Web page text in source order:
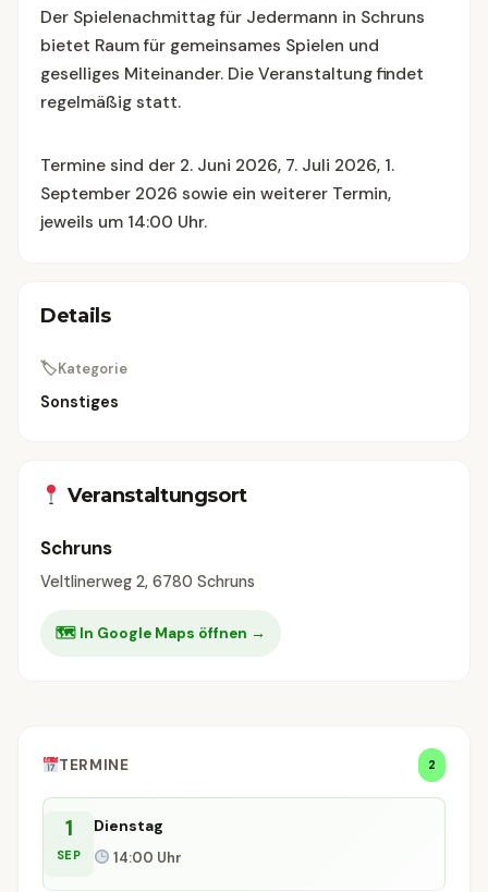
Der Spielenachmittag für Jedermann in Schruns
bietet Raum für gemeinsames Spielen und
geselliges Miteinander. Die Veranstaltung findet
regelmäßig statt.
Termine sind der 2. Juni 2026, 7. Juli 2026, 1.
September 2026 sowie ein weiterer Termin,
jeweils um 14:00 Uhr.
Details
🏷Kategorie
Sonstiges
Veranstaltungsort
Schruns
Veltlinerweg 2, 6780 Schruns
🗺 In Google Maps öffnen →
TERMINE 2
1
SEP
Dienstag
14:00 Uhr